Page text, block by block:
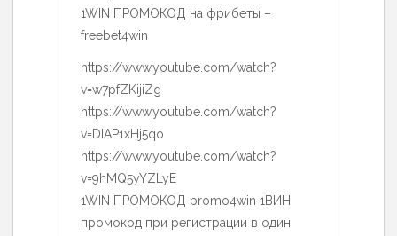
1WIN ПРОМОКОД на фрибеты –
freebet4win
https://www.youtube.com/watch?
v=w7pfZKijiZg
https://www.youtube.com/watch?
v=DIAP1xHj5qo
https://www.youtube.com/watch?
v=9hMQ5yYZLyE
1WIN ПРОМОКОД promo4win 1ВИН
промокод при регистрации в один